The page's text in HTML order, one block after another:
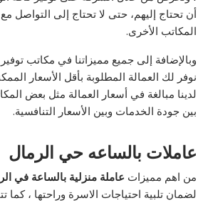
أن تحتاج إليهم، حتى لا تحتاج إلى التواصل
المكاتب الأخرى.
وبالإضافة إلى جميع مميزاتنا في مكاتب
نوفر لك العمالة المطلوبة بأقل الأسعار
لدينا مبالغة في أسعار العمالة مثل بعض
بين جودة الخدمات وبين الأسعار التنافسية.
عاملات بالساعه حي الرمال
من اهم مميزات عاملة منزلية بالساعة في
لضمان تلبية احتياجات الاسرة وراحتها ، كما